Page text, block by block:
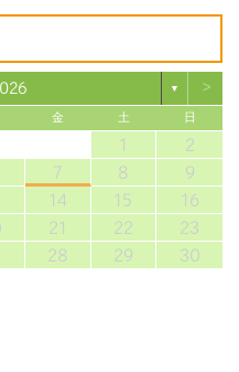
▼ >
金 土 日
1
2
7 8
9
14 15
16
21 22
23
28 29
30